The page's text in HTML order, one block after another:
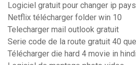
Logiciel gratuit pour changer ip pays
Netflix télécharger folder win 10
Telecharger mail outlook gratuit
Serie code de la route gratuit 40
Télécharger die hard 4 movie in hindi